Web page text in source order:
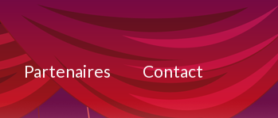
Partenaires Contact